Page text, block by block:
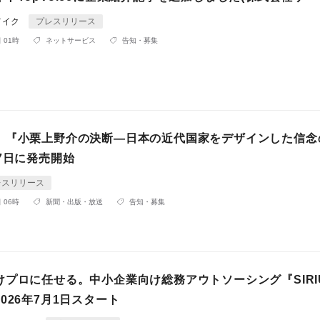
ク プレスリリース
01時 ネットサービス 告知・募集
『小栗上野介の決断―日本の近代国家をデザインした信念
に発売開始
リリース
06時 新聞・出版・放送 告知・募集
プロに任せる。中小企業向け総務アウトソーシング『
年7月1日スタート